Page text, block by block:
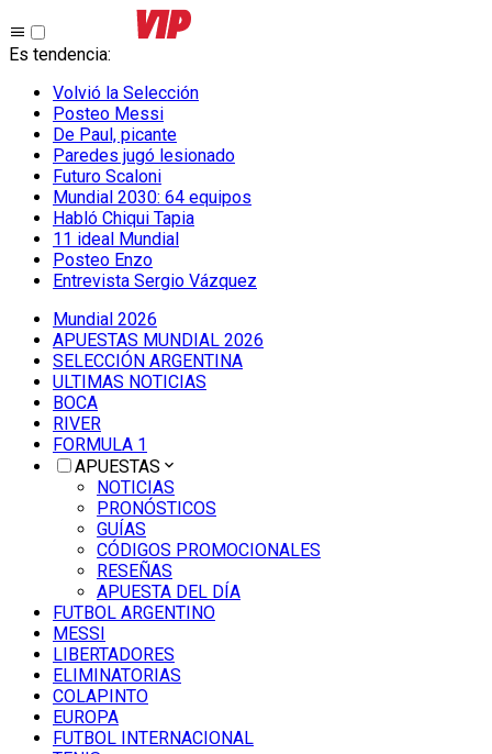
Es tendencia:
Volvió la Selección
Posteo Messi
De Paul, picante
Paredes jugó lesionado
Futuro Scaloni
Mundial 2030: 64 equipos
Habló Chiqui Tapia
11 ideal Mundial
Posteo Enzo
Entrevista Sergio Vázquez
Mundial 2026
APUESTAS MUNDIAL 2026
SELECCIÓN ARGENTINA
ULTIMAS NOTICIAS
BOCA
RIVER
FORMULA 1
APUESTAS
NOTICIAS
PRONÓSTICOS
GUÍAS
CÓDIGOS PROMOCIONALES
RESEÑAS
APUESTA DEL DÍA
FUTBOL ARGENTINO
MESSI
LIBERTADORES
ELIMINATORIAS
COLAPINTO
EUROPA
FUTBOL INTERNACIONAL